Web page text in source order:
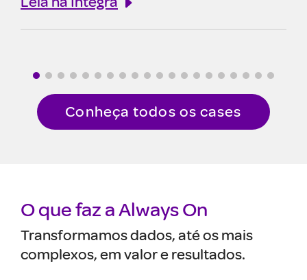
Conheça todos os cases
O que faz a Always On
Transformamos dados, até os mais
complexos, em valor e resultados.